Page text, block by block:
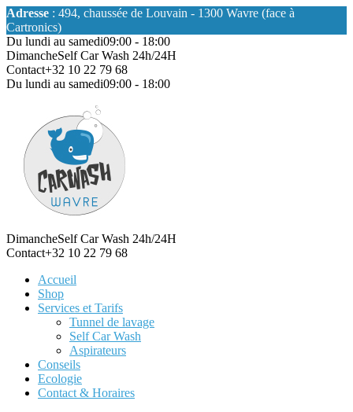
Adresse : 494, chaussée de Louvain - 1300 Wavre (face à
Cartronics)
Du lundi au samedi09:00 - 18:00
DimancheSelf Car Wash 24h/24H
Contact+32 10 22 79 68
Du lundi au samedi09:00 - 18:00
DimancheSelf Car Wash 24h/24H
Contact+32 10 22 79 68
Accueil
Shop
Services et Tarifs
Tunnel de lavage
Self Car Wash
Aspirateurs
Conseils
Ecologie
Contact & Horaires